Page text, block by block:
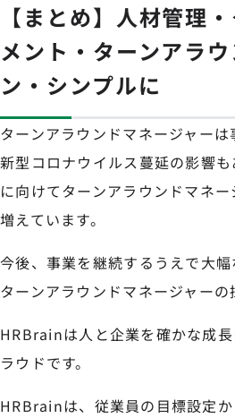
【まとめ】人材管理
メント・ターンアラ
ン・シンプルに
ターンアラウンドマネージャーは
新型コロナウイルス蔓延の影響
に向けてターンアラウンドマネ
増えています。
今後、事業を継続するうえで大
ターンアラウンドマネージャーの
HRBrainは人と企業を確かな成
ラウドです。
HRBrainは、従業員の目標設定